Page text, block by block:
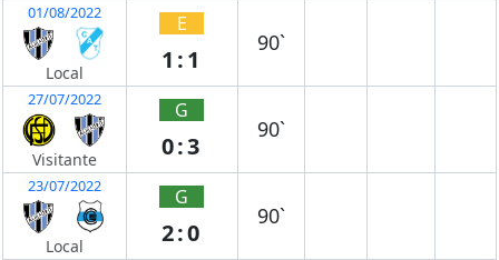
01/08/2022
Local
E
1:1
90`
27/07/2022
Visitante
G
0:3
90`
23/07/2022
Local
G
2:0
90`